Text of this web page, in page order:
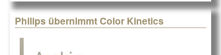
Philips übernimmt Color Kinetics